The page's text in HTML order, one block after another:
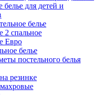
белье для детей и
белье
2 спальное
Евро
белье
постельного белья
резинке